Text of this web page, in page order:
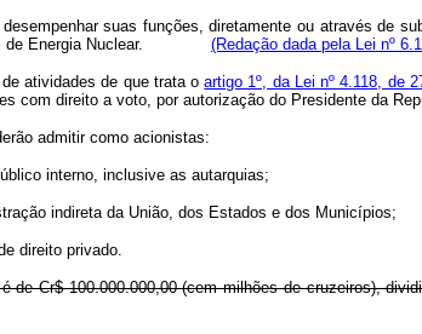
suas funções, diretamente ou através de
de Energia Nuclear. (Redação dada pela Lei nº
atividades de que trata oartigo 1º, da Lei nº 4.118, de
com direito a voto, por autorização do Presidente
admitir como acionistas:
interno, inclusive as autarquias;
indireta da União, dos Estados e dos Municípios;
direito privado.
de Cr$ 100.000.000,00 (cem milhões de cruzeiros),